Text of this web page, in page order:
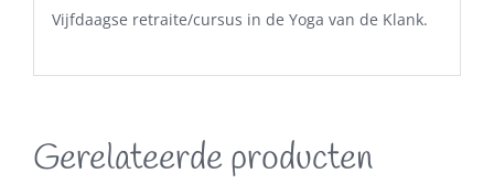
Vijfdaagse retraite/cursus in de Yoga van de Klank.
Gerelateerde producten